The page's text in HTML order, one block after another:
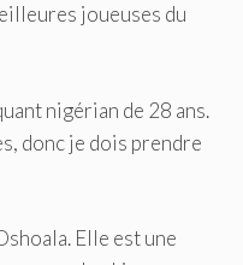
joueuses du
nigérian de 28 ans.
donc je dois prendre
Elle est une